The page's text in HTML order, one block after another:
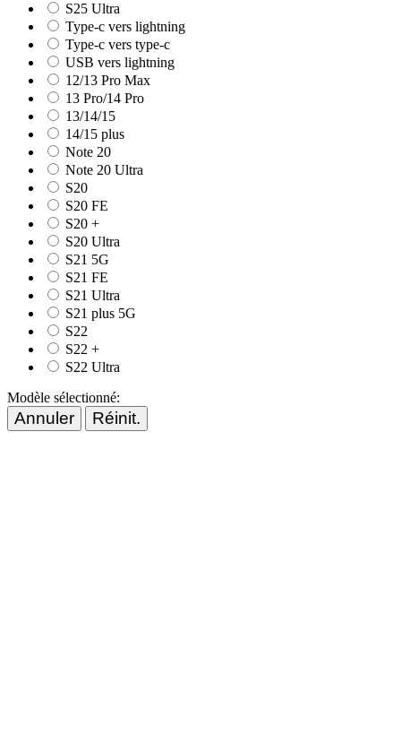
S25 Ultra
Type-c vers lightning
Type-c vers type-c
USB vers lightning
12/13 Pro Max
13 Pro/14 Pro
13/14/15
14/15 plus
Note 20
Note 20 Ultra
S20
S20 FE
S20 +
S20 Ultra
S21 5G
S21 FE
S21 Ultra
S21 plus 5G
S22
S22 +
S22 Ultra
Modèle sélectionné:
Annuler Réinit.